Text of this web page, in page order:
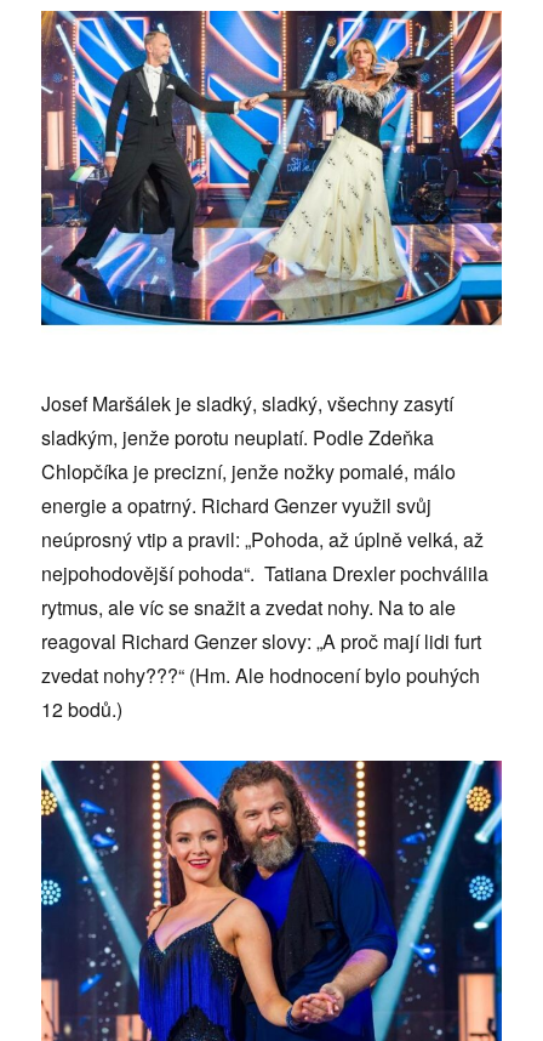
Josef Maršálek je sladký, sladký, všechny zasytí
sladkým, jenže porotu neuplatí. Podle Zdeňka
Chlopčíka je precizní, jenže nožky pomalé, málo
energie a opatrný. Richard Genzer využil svůj
neúprosný vtip a pravil: „Pohoda, až úplně velká, až
nejpohodovější pohoda“. Tatiana Drexler pochválila
rytmus, ale víc se snažit a zvedat nohy. Na to ale
reagoval Richard Genzer slovy: „A proč mají lidi furt
zvedat nohy???“ (Hm. Ale hodnocení bylo pouhých
12 bodů.)